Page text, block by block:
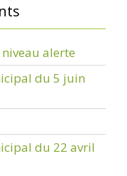
alerte
du 5 juin
du 22 avril